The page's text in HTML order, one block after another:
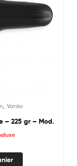
,Vanko
– 225 gr – Mod.